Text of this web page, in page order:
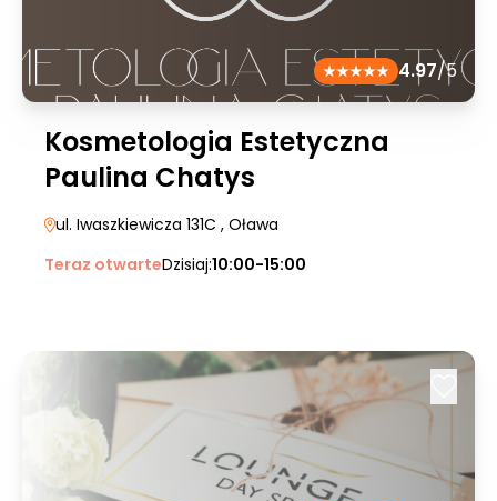
4.97/5
Kosmetologia Estetyczna
Paulina Chatys
ul. Iwaszkiewicza 131C , Oława
Teraz otwarteDzisiaj:10:00-15:00